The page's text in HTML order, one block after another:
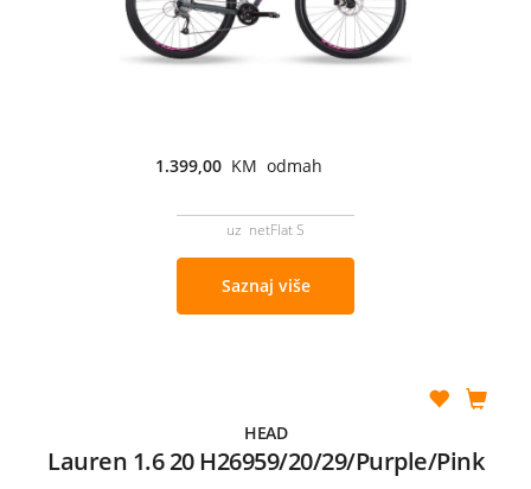
1.399,00 KM odmah
uz netFlat S
Saznaj više
HEAD
Lauren 1.6 20 H26959/20/29/Purple/Pink